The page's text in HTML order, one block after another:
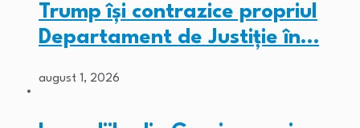
Trump își contrazice propriul
Departament de Justiție în…
august 1, 2026